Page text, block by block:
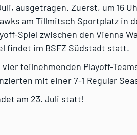
ausgetragen. Zuerst, um 16
am Tillmitsch Sportplatz in
Spiel zwischen den Vienna
findet im BSFZ Südstadt statt.
teilnehmenden Playoff-
mit einer 7-1 Regular
am 23. Juli statt!